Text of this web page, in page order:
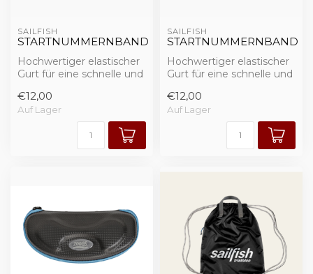
SAILFISH
STARTNUMMERNBAND
Hochwertiger elastischer
Gurt für eine schnelle und
Star...
€12,00
Auf Lager
SAILFISH
STARTNUMMERNBAND
Hochwertiger elastischer
Gurt für eine schnelle und
Star...
€12,00
Auf Lager